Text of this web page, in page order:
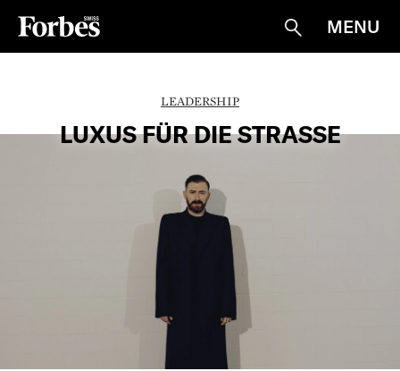
Suche
MENU
LEADERSHIP
LUXUS FÜR DIE STRASSE